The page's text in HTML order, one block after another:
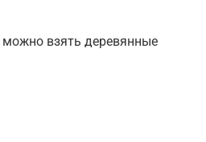
можно взять деревянные